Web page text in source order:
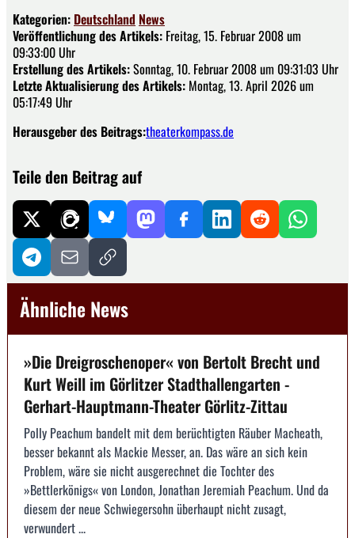
Kategorien: Deutschland News
Veröffentlichung des Artikels: Freitag, 15. Februar 2008 um
09:33:00 Uhr
Erstellung des Artikels:Sonntag, 10. Februar 2008 um 09:31:03 Uhr
Letzte Aktualisierung des Artikels: Montag, 13. April 2026 um
05:17:49 Uhr
Herausgeber des Beitrags:theaterkompass.de
Teile den Beitrag auf
Ähnliche News
»Die Dreigroschenoper« von Bertolt Brecht und
Kurt Weill im Görlitzer Stadthallengarten -
Gerhart-Hauptmann-Theater Görlitz-Zittau
Polly Peachum bandelt mit dem berüchtigten Räuber Macheath,
besser bekannt als Mackie Messer, an. Das wäre an sich kein
Problem, wäre sie nicht ausgerechnet die Tochter des
»Bettlerkönigs« von London, Jonathan Jeremiah Peachum. Und da
diesem der neue Schwiegersohn überhaupt nicht zusagt,
verwundert ...